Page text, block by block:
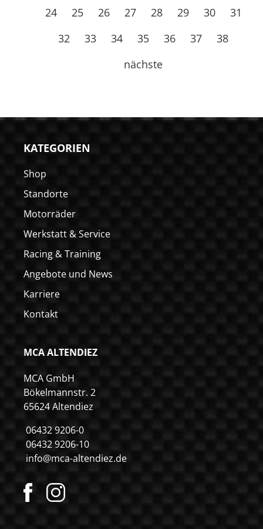
24
25 26 27 28 29 30
31
32
33 34 35 36 37
38
nächste
KATEGORIEN
Shop
Standorte
Motorräder
Werkstatt & Service
Racing & Training
Angebote und News
Karriere
Kontakt
MCA ALTENDIEZ
MCA GmbH
Bökelmannstr. 2
65624 Altendiez
06432 9206-0
06432 9206-10
info@mca-altendiez.de